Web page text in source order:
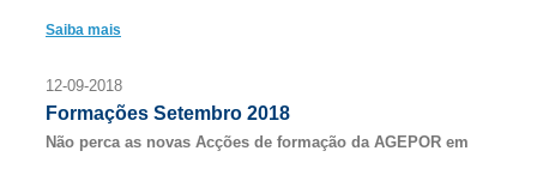
Saiba mais
12-09-2018
Formações Setembro 2018
Não perca as novas Acções de formação da AGEPOR em